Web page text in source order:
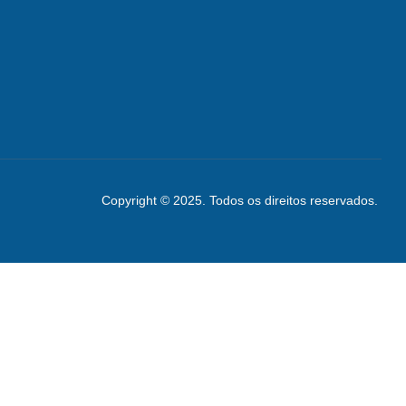
Copyright © 2025. Todos os direitos reservados.